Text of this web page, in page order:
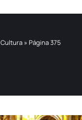
Cultura » Página 375